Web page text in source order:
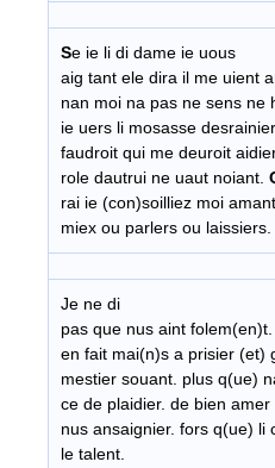
Se ie li di dame ie uous
aig tant ele dira il me uient
nan moi na pas ne sens ne
ie uers li mosasse
faudroit qui me deuroit
role dautrui ne uaut noiant.
rai ie (con)soilliez moi
miex ou parlers ou laissiers.
Je ne di
pas que nus aint
en fait mai(n)s a prisier (et)
mestier souant. plus q(ue)
ce de plaidier. de bien amer
nus ansaignier. fors q(ue) li
le talent.